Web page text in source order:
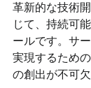
革新的な技術
じて、持続可
ールです。サ
実現するため
の創出が不可欠